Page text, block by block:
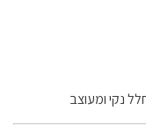
נקי ומעוצב